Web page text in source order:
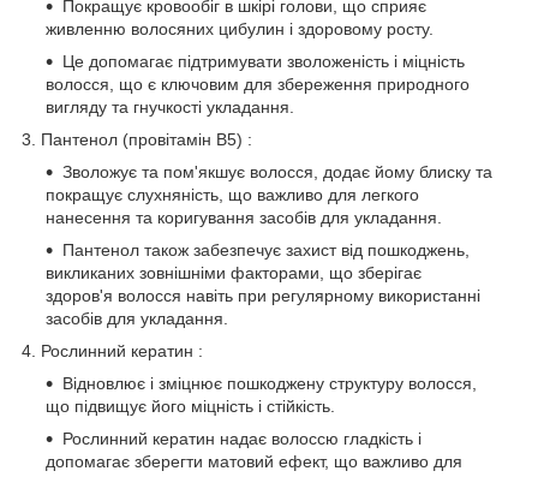
Покращує кровообіг в шкірі голови, що сприяє
живленню волосяних цибулин і здоровому росту.
Це допомагає підтримувати зволоженість і міцність
волосся, що є ключовим для збереження природного
вигляду та гнучкості укладання.
3. Пантенол (провітамін B5) :
Зволожує та пом'якшує волосся, додає йому блиску та
покращує слухняність, що важливо для легкого
нанесення та коригування засобів для укладання.
Пантенол також забезпечує захист від пошкоджень,
викликаних зовнішніми факторами, що зберігає
здоров'я волосся навіть при регулярному використанні
засобів для укладання.
4. Рослинний кератин :
Відновлює і зміцнює пошкоджену структуру волосся,
що підвищує його міцність і стійкість.
Рослинний кератин надає волоссю гладкість і
допомагає зберегти матовий ефект, що важливо для